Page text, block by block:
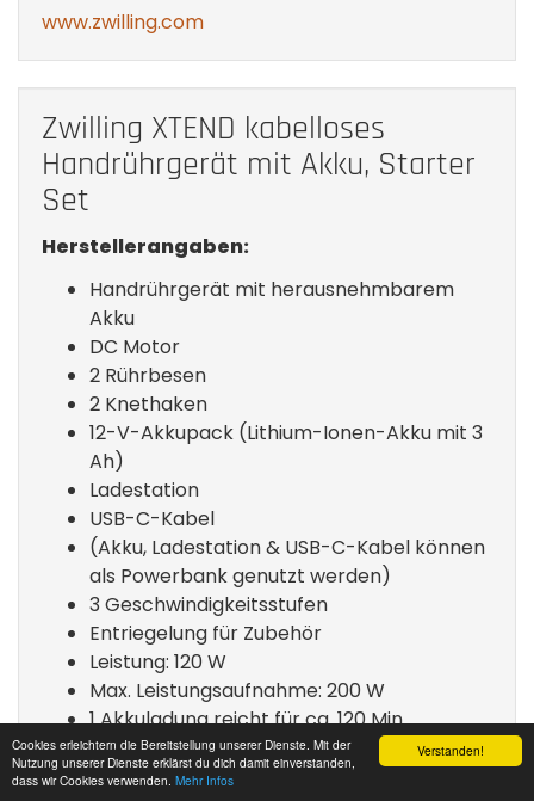
Verstanden!
Cookies erleichtern die Bereitstellung unserer Dienste. Mit der
Nutzung unserer Dienste erklärst du dich damit einverstanden,
dass wir Cookies verwenden. Mehr Infos
www.zwilling.com
Zwilling XTEND kabelloses
Handrührgerät mit Akku, Starter
Set
Herstellerangaben:
Handrührgerät mit herausnehmbarem
Akku
DC Motor
2 Rührbesen
2 Knethaken
12-V-Akkupack (Lithium-Ionen-Akku mit 3
Ah)
Ladestation
USB-C-Kabel
(Akku, Ladestation & USB-C-Kabel können
als Powerbank genutzt werden)
3 Geschwindigkeitsstufen
Entriegelung für Zubehör
Leistung: 120 W
Max. Leistungsaufnahme: 200 W
1 Akkuladung reicht für ca. 120 Min.
Maße: 185 mm x 99 mm x 301 mm (L x B x H)
Gewicht inkl Akku: ca. 980 g